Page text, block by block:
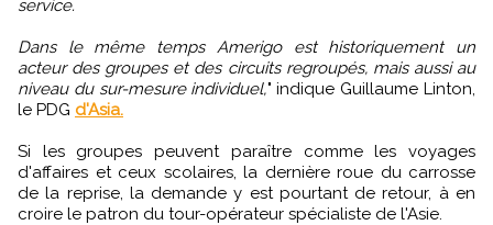
service.
Dans le même temps Amerigo est historiquement un
acteur des groupes et des circuits regroupés, mais aussi au
niveau du sur-mesure individuel," indique Guillaume Linton,
le PDG d'Asia.
Si les groupes peuvent paraître comme les voyages
d'affaires et ceux scolaires, la dernière roue du carrosse
de la reprise, la demande y est pourtant de retour, à en
croire le patron du tour-opérateur spécialiste de l'Asie.